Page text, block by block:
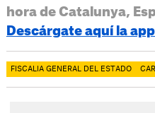
hora de Catalunya,
Descárgate aquí la
FISCALIA GENERAL DEL ESTADO